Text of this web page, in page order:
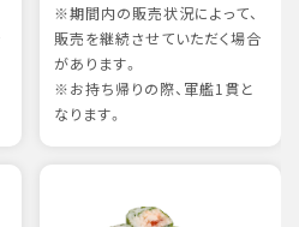
※期間内の販売状況によって、
販売を継続させていただく場合
があります。
※お持ち帰りの際、軍艦1貫と
なります。